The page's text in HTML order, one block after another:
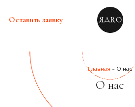
Оставить заявку
Главная О нас
О нас